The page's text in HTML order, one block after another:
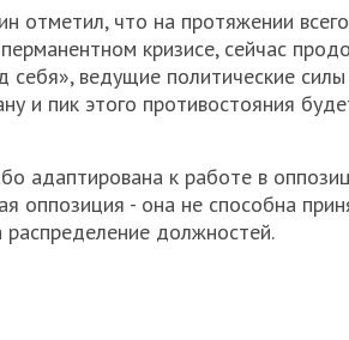
отметил, что на протяжении
кризисе, сейчас
себя», ведущие политические
и пик этого противостояния
адаптирована к работе в
оппозиция - она не способна
должностей.